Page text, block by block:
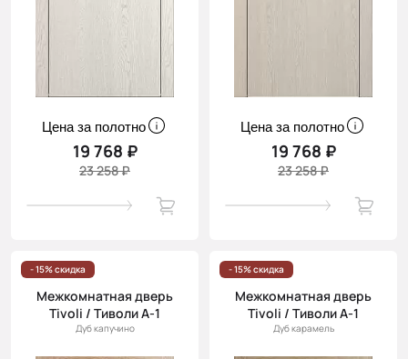
Цена за полотно
19 768 ₽
23 258 ₽
Цена за полотно
19 768 ₽
23 258 ₽
- 15% скидка
Межкомнатная дверь
Tivoli / Тиволи А-1
Дуб капучино
- 15% скидка
Межкомнатная дверь
Tivoli / Тиволи А-1
Дуб карамель